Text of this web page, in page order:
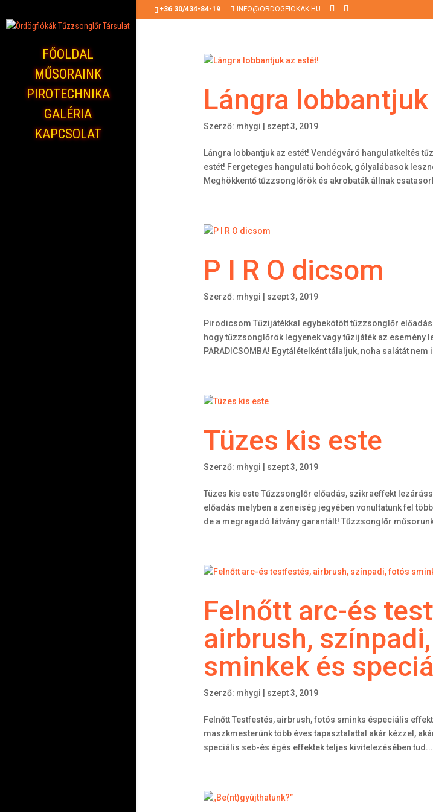
+36 30/434-84-19 INFO@ORDOGFIOKAK.HU
FŐOLDAL
MŰSORAINK
PIROTECHNIKA
GALÉRIA
KAPCSOLAT
Lángra
Szerző: mhygi szept 3, 2019
Lángra lobbantjuk az estét! Vendégváró hangulatkeltés
estét! Fergeteges hangulatú bohócok, gólyalábasok
Meghökkentő tűzzsonglőrök és akrobaták állnak
P I R O dicsom
Szerző: mhygi szept 3, 2019
Pirodicsom Tűzijátékkal egybekötött tűzzsonglőr
hogy tűzzsonglőrök legyenek vagy tűzijáték az esemény
PARADICSOMBA! Egytálételként tálaljuk, noha salátát
Tüzes kis este
Szerző: mhygi szept 3, 2019
Tüzes kis este Tűzzsonglőr előadás, szikraeffekt
előadás melyben a zeneiség jegyében vonultatunk fel
de a megragadó látvány garantált! Tűzzsonglőr
Felnőtt arc-és
airbrush,
sminkek és
Szerző: mhygi szept 3, 2019
Felnőtt Testfestés, airbrush, fotós sminks éspeciális
maszkmesterünk több éves tapasztalattal akár kézzel,
speciális seb-és égés effektek teljes kivitelezésében tud...